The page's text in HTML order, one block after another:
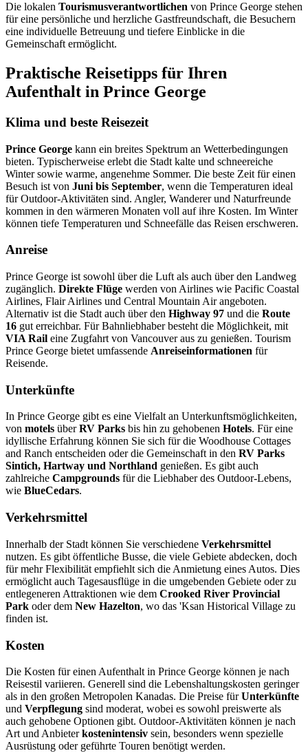
Die lokalen Tourismusverantwortlichen von Prince George stehen
für eine persönliche und herzliche Gastfreundschaft, die Besuchern
eine individuelle Betreuung und tiefere Einblicke in die
Gemeinschaft ermöglicht.
Praktische Reisetipps für Ihren
Aufenthalt in Prince George
Klima und beste Reisezeit
Prince George kann ein breites Spektrum an Wetterbedingungen
bieten. Typischerweise erlebt die Stadt kalte und schneereiche
Winter sowie warme, angenehme Sommer. Die beste Zeit für einen
Besuch ist von Juni bis September, wenn die Temperaturen ideal
für Outdoor-Aktivitäten sind. Angler, Wanderer und Naturfreunde
kommen in den wärmeren Monaten voll auf ihre Kosten. Im Winter
können tiefe Temperaturen und Schneefälle das Reisen erschweren.
Anreise
Prince George ist sowohl über die Luft als auch über den Landweg
zugänglich. Direkte Flüge werden von Airlines wie Pacific Coastal
Airlines, Flair Airlines und Central Mountain Air angeboten.
Alternativ ist die Stadt auch über den Highway 97 und die Route
16 gut erreichbar. Für Bahnliebhaber besteht die Möglichkeit, mit
VIA Rail eine Zugfahrt von Vancouver aus zu genießen. Tourism
Prince George bietet umfassende Anreiseinformationen für
Reisende.
Unterkünfte
In Prince George gibt es eine Vielfalt an Unterkunftsmöglichkeiten,
von motels überRV Parks bis hin zu gehobenen Hotels. Für eine
idyllische Erfahrung können Sie sich für die Woodhouse Cottages
and Ranch entscheiden oder die Gemeinschaft in den RV Parks
Sintich, Hartway und Northland genießen. Es gibt auch
zahlreiche Campgrounds für die Liebhaber des Outdoor-Lebens,
wie BlueCedars.
Verkehrsmittel
Innerhalb der Stadt können Sie verschiedene Verkehrsmittel
nutzen. Es gibt öffentliche Busse, die viele Gebiete abdecken, doch
für mehr Flexibilität empfiehlt sich die Anmietung eines Autos. Dies
ermöglicht auch Tagesausflüge in die umgebenden Gebiete oder zu
entlegeneren Attraktionen wie dem Crooked River Provincial
Park oder dem New Hazelton, wo das 'Ksan Historical Village zu
finden ist.
Kosten
Die Kosten für einen Aufenthalt in Prince George können je nach
Reisestil variieren. Generell sind die Lebenshaltungskosten geringer
als in den großen Metropolen Kanadas. Die Preise fürUnterkünfte
und Verpflegung sind moderat, wobei es sowohl preiswerte als
auch gehobene Optionen gibt. Outdoor-Aktivitäten können je nach
Art und Anbieterkostenintensiv sein, besonders wenn spezielle
Ausrüstung oder geführte Touren benötigt werden.